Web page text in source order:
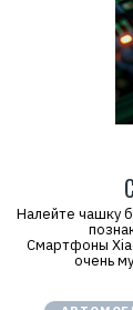
Налейте чашку
Смартфоны
очень